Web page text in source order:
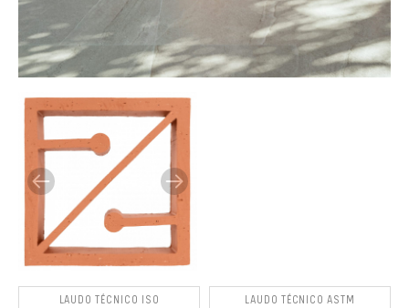
LAUDO TÉCNICO ISO LAUDO TÉCNICO ASTM